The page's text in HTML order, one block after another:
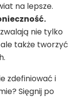
na lepsze.
nie tylko
także tworzyć
zdefiniować i
Sięgnij po